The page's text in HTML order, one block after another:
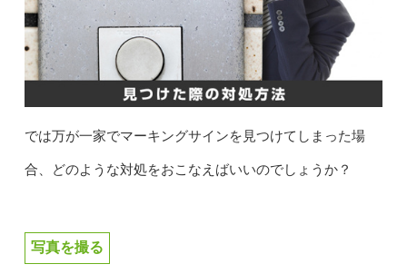
では万が一家でマーキングサインを見つけてしまった場
合、どのような対処をおこなえばいいのでしょうか？
写真を撮る